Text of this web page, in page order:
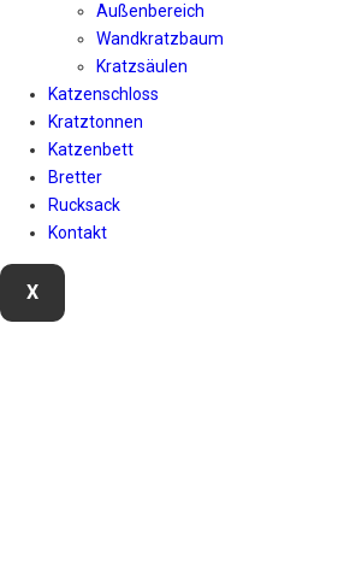
Außenbereich
Wandkratzbaum
Kratzsäulen
Katzenschloss
Kratztonnen
Katzenbett
Bretter
Rucksack
Kontakt
X